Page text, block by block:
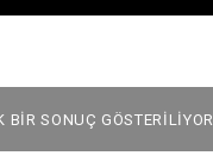
BIR SONUÇ GÖSTERILIYOR